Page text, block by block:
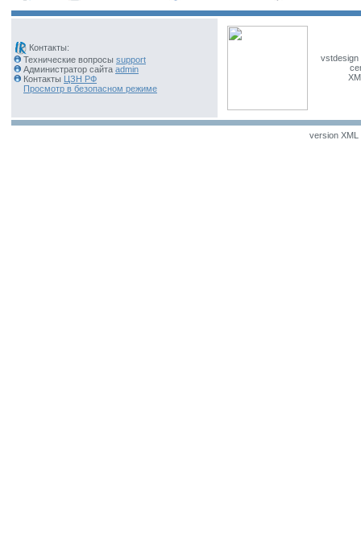
Контакты:
Технические вопросы support
Администратор сайта admin
Контакты ЦЗН РФ
Просмотр в безопасном режиме
vstdesign
version